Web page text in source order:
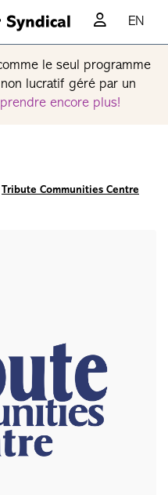
EN
le seul programme
lucratif géré par un
encore plus!
Tribute Communities Centre